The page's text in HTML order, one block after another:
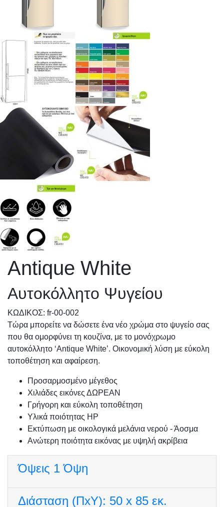
Antique White
Αυτοκόλλητο Ψυγείου
KΩΔΙΚΟΣ: fr-00-002
Τώρα μπορείτε να δώσετε ένα νέο χρώμα στο ψυγείο σας
που θα ομορφύνει τη κουζίνα, με το μονόχρωμο
αυτοκόλλητο ‘Antique White’. Οικονομική λύση με εύκολη
τοποθέτηση και αφαίρεση.
Προσαρμοσμένo μέγεθος
Χιλιάδες εικόνες ΔΩΡΕΑΝ
Γρήγορη και εύκολη τοποθέτηση
Υλικά ποιότητας HP
Εκτύπωση με οικολογικά μελάνια νερού - Άοσμα
Ανώτερη ποιότητα εικόνας με υψηλή ακρίβεια
Όψεις 1 Όψη
Διάσταση (ΠxΥ): 50 x 85 εκ.